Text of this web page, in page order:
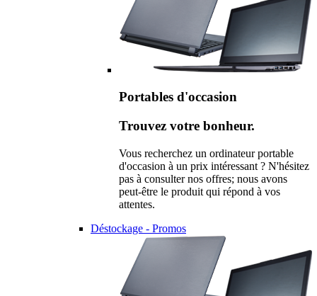
Portables d'occasion
Trouvez votre bonheur.
Vous recherchez un ordinateur portable
d'occasion à un prix intéressant ? N'hésitez
pas à consulter nos offres; nous avons
peut-être le produit qui répond à vos
attentes.
Déstockage - Promos